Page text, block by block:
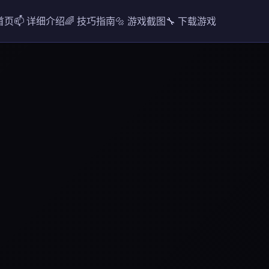
页📫 详细介绍🌈 技巧指南🔩 游戏截图🔧 下载游戏